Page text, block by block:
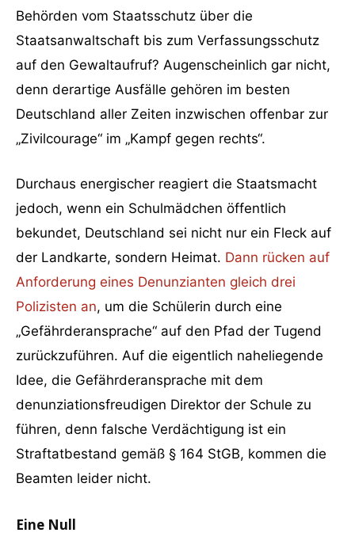
Behörden vom Staatsschutz über die
Staatsanwaltschaft bis zum Verfassungsschutz
auf den Gewaltaufruf? Augenscheinlich gar nicht,
denn derartige Ausfälle gehören im besten
Deutschland aller Zeiten inzwischen offenbar zur
„Zivilcourage“ im „Kampf gegen rechts“.
Durchaus energischer reagiert die Staatsmacht
jedoch, wenn ein Schulmädchen öffentlich
bekundet, Deutschland sei nicht nur ein Fleck auf
der Landkarte, sondern Heimat. Dann rücken auf
Anforderung eines Denunzianten gleich drei
Polizisten an, um die Schülerin durch eine
„Gefährderansprache“ auf den Pfad der Tugend
zurückzuführen. Auf die eigentlich naheliegende
Idee, die Gefährderansprache mit dem
denunziationsfreudigen Direktor der Schule zu
führen, denn falsche Verdächtigung ist ein
Straftatbestand gemäß § 164 StGB, kommen die
Beamten leider nicht.
Eine Null